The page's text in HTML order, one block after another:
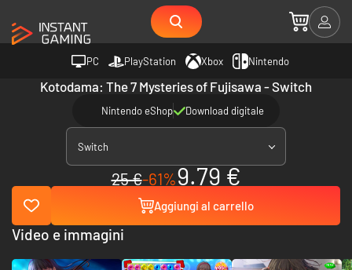
PC PlayStation Xbox Nintendo
Kotodama: The 7 Mysteries of Fujisawa - Switch
Nintendo eShop Download digitale
Switch
25 €-61%9.79 €
Aggiungi al carrello
Video e immagini